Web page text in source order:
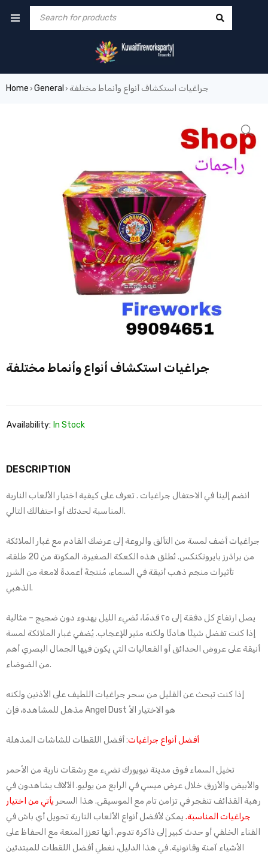
Home › General › جراغيات استكشاف أنواع وأنماط مختلفة
جراغيات استكشاف أنواع وأنماط مختلفة
Availability: In Stock
DESCRIPTION
انضم إلينا في الاحتفال جراغيات . تعرف على كيفية اختيار الألعاب النارية
المناسبة لحدثك أو احتفالك التالي.
جراغيات أضف لمسة من التألق والروعة إلى عرضك القادم مع غبار الملائكة
من براذرز بايروتكنكس. تُطلق هذه الكعكة الصغيرة، المكونة من 20 طلقة،
تأثيرات منجم ذهب أنيقة في السماء، مُنتجةً أعمدةً لامعة من الشرر
الذهبي.
يصل ارتفاع كل دفقة إلى ٢٥ قدمًا، تُضيء الليل بهدوء دون ضجيج – مثالية
إذا كنت تفضل شيئًا هادئًا ولكنه مثير للإعجاب. يُضفي غبار الملائكة لمسة
أنيقة على عروض الحدائق أو الفعاليات التي يكون فيها الجمال البصري أهم
من الضوضاء.
إذا كنت تبحث عن القليل من سحر جراغيات اللطيف على الأذنين ولكنه
مذهل للمشاهدة، فإن Angel Dust هو الاختيار الأ
أفضل أنواع جراغيات: أفضل اللقطات للشاشات المذهلة
تخيل السماء فوق مدينة نيويورك تضيء مع رشقات نارية من الأحمر
والأبيض والأزرق خلال عرض ميسي في الرابع من يوليو. الآلاف يشاهدون في
رهبة القذائف تنفجر في تزامن تام مع الموسيقى. هذا السحر يأتي من اختيار
جراغيات المناسبة. يمكن لأفضل أنواع الألعاب النارية تحويل أي باش في
الفناء الخلفي أو حدث كبير إلى ذاكرة تدوم. أنها تعزز المتعة مع الحفاظ على
الأشياء آمنة وقانونية. في هذا الدليل، نغطي أفضل اللقطات للمبتدئين